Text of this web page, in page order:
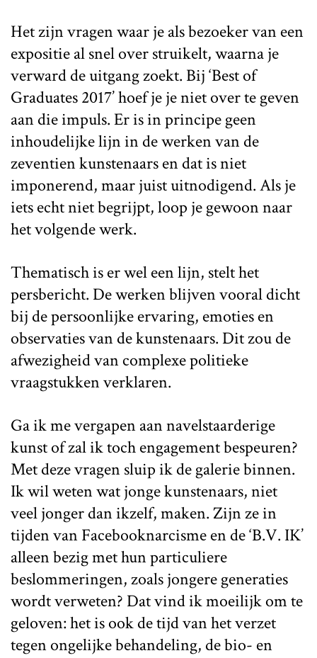
Het zijn vragen waar je als bezoeker van een
expositie al snel over struikelt, waarna je
verward de uitgang zoekt. Bij ‘Best of
Graduates 2017’ hoef je je niet over te geven
aan die impuls. Er is in principe geen
inhoudelijke lijn in de werken van de
zeventien kunstenaars en dat is niet
imponerend, maar juist uitnodigend. Als je
iets echt niet begrijpt, loop je gewoon naar
het volgende werk.
Thematisch is er wel een lijn, stelt het
persbericht. De werken blijven vooral dicht
bij de persoonlijke ervaring, emoties en
observaties van de kunstenaars. Dit zou de
afwezigheid van complexe politieke
vraagstukken verklaren.
Ga ik me vergapen aan navelstaarderige
kunst of zal ik toch engagement bespeuren?
Met deze vragen sluip ik de galerie binnen.
Ik wil weten wat jonge kunstenaars, niet
veel jonger dan ikzelf, maken. Zijn ze in
tijden van Facebooknarcisme en de ‘B.V. IK’
alleen bezig met hun particuliere
beslommeringen, zoals jongere generaties
wordt verweten? Dat vind ik moeilijk om te
geloven: het is ook de tijd van het verzet
tegen ongelijke behandeling, de bio- en